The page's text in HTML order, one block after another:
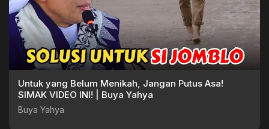
Untuk yang Belum Menikah, Jangan Putus Asa!
SIMAK VIDEO INI! | Buya Yahya
Buya Yahya